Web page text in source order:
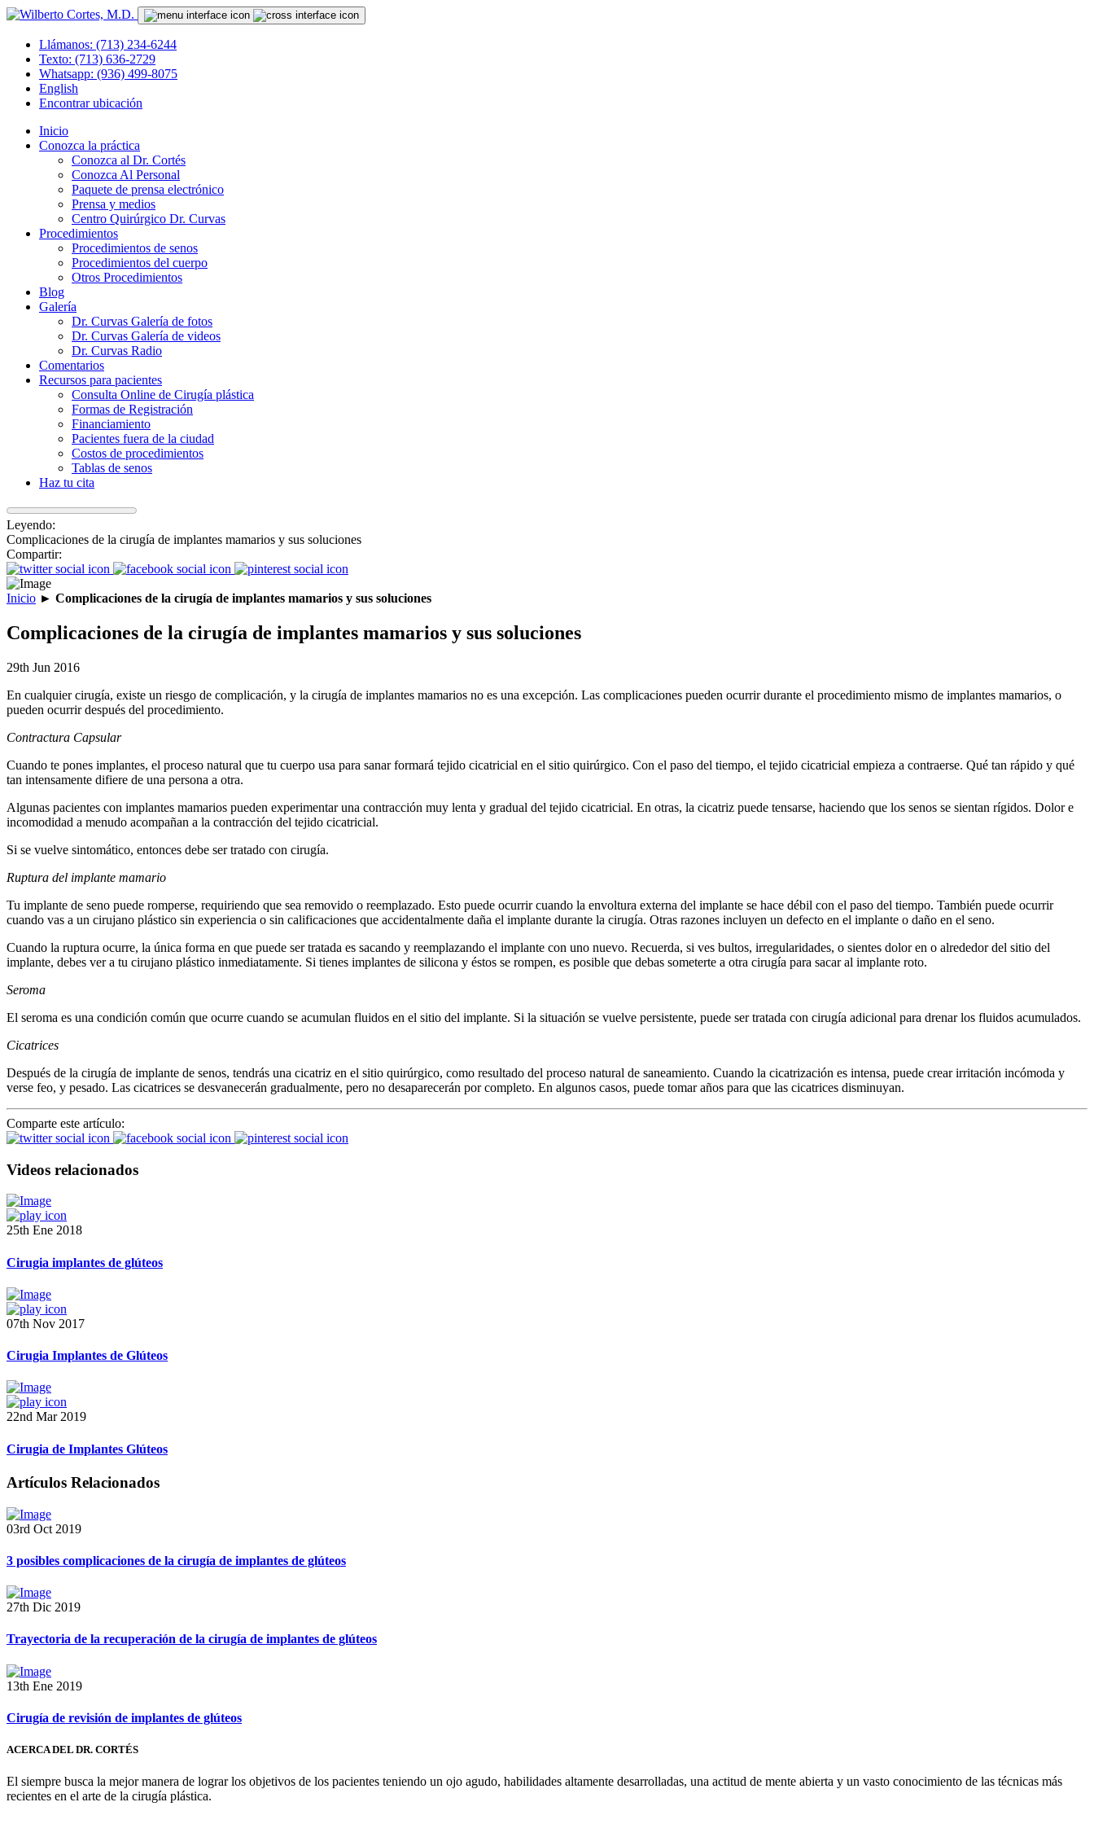
Llámanos: (713) 234-6244
Texto: (713) 636-2729
Whatsapp: (936) 499-8075
English
Encontrar ubicación
Inicio
Conozca la práctica
Conozca al Dr. Cortés
Conozca Al Personal
Paquete de prensa electrónico
Prensa y medios
Centro Quirúrgico Dr. Curvas
Procedimientos
Procedimientos de senos
Procedimientos del cuerpo
Otros Procedimientos
Blog
Galería
Dr. Curvas Galería de fotos
Dr. Curvas Galería de videos
Dr. Curvas Radio
Comentarios
Recursos para pacientes
Consulta Online de Cirugía plástica
Formas de Registración
Financiamiento
Pacientes fuera de la ciudad
Costos de procedimientos
Tablas de senos
Haz tu cita
Leyendo:
Complicaciones de la cirugía de implantes mamarios y sus soluciones
Compartir:
Inicio ► Complicaciones de la cirugía de implantes mamarios y sus soluciones
Complicaciones de la cirugía de implantes mamarios y sus soluciones
29th Jun 2016
En cualquier cirugía, existe un riesgo de complicación, y la cirugía de implantes mamarios no es una excepción. Las complicaciones pueden ocurrir durante el procedimiento mismo de implantes mamarios, o
pueden ocurrir después del procedimiento.
Contractura Capsular
Cuando te pones implantes, el proceso natural que tu cuerpo usa para sanar formará tejido cicatricial en el sitio quirúrgico. Con el paso del tiempo, el tejido cicatricial empieza a contraerse. Qué tan rápido y qué
tan intensamente difiere de una persona a otra.
Algunas pacientes con implantes mamarios pueden experimentar una contracción muy lenta y gradual del tejido cicatricial. En otras, la cicatriz puede tensarse, haciendo que los senos se sientan rígidos. Dolor e
incomodidad a menudo acompañan a la contracción del tejido cicatricial.
Si se vuelve sintomático, entonces debe ser tratado con cirugía.
Ruptura del implante mamario
Tu implante de seno puede romperse, requiriendo que sea removido o reemplazado. Esto puede ocurrir cuando la envoltura externa del implante se hace débil con el paso del tiempo. También puede ocurrir
cuando vas a un cirujano plástico sin experiencia o sin calificaciones que accidentalmente daña el implante durante la cirugía. Otras razones incluyen un defecto en el implante o daño en el seno.
Cuando la ruptura ocurre, la única forma en que puede ser tratada es sacando y reemplazando el implante con uno nuevo. Recuerda, si ves bultos, irregularidades, o sientes dolor en o alrededor del sitio del
implante, debes ver a tu cirujano plástico inmediatamente. Si tienes implantes de silicona y éstos se rompen, es posible que debas someterte a otra cirugía para sacar al implante roto.
Seroma
El seroma es una condición común que ocurre cuando se acumulan fluidos en el sitio del implante. Si la situación se vuelve persistente, puede ser tratada con cirugía adicional para drenar los fluidos acumulados.
Cicatrices
Después de la cirugía de implante de senos, tendrás una cicatriz en el sitio quirúrgico, como resultado del proceso natural de saneamiento. Cuando la cicatrización es intensa, puede crear irritación incómoda y
verse feo, y pesado. Las cicatrices se desvanecerán gradualmente, pero no desaparecerán por completo. En algunos casos, puede tomar años para que las cicatrices disminuyan.
Comparte este artículo:
Videos relacionados
25th Ene 2018
Cirugia implantes de glúteos
07th Nov 2017
Cirugia Implantes de Glúteos
22nd Mar 2019
Cirugia de Implantes Glúteos
Artículos Relacionados
03rd Oct 2019
3 posibles complicaciones de la cirugía de implantes de glúteos
27th Dic 2019
Trayectoria de la recuperación de la cirugía de implantes de glúteos
13th Ene 2019
Cirugía de revisión de implantes de glúteos
ACERCA DEL DR. CORTÉS
El siempre busca la mejor manera de lograr los objetivos de los pacientes teniendo un ojo agudo, habilidades altamente desarrolladas, una actitud de mente abierta y un vasto conocimiento de las técnicas más
recientes en el arte de la cirugía plástica.